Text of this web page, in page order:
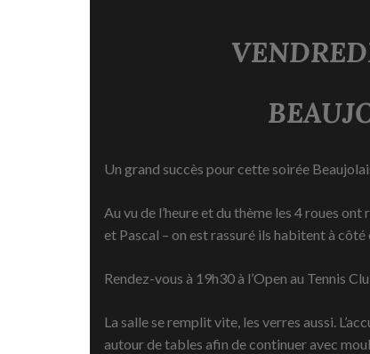
Un grand succès pour cette soirée
Au vu de l’heure et du thème les 4 roues
et Pascal – on est rassuré ils habitent à
Rendez-vous à 19h30 à l’Open au Tennis
La salle se remplit vite, les verres aussi.
autour de tables afin de continuer avec